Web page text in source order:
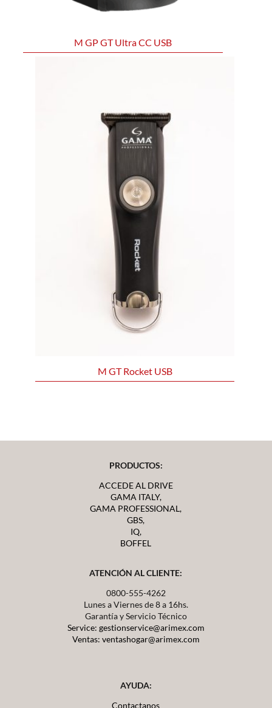
M GP GT Ultra CC USB
M GT Rocket USB
PRODUCTOS:
ACCEDE AL DRIVE
GAMA ITALY,
GAMA PROFESSIONAL,
GBS,
IQ,
BOFFEL
ATENCIÓN AL CLIENTE:
0800-555-4262
Lunes a Viernes de 8 a 16hs.
Garantía y Servicio Técnico
Service: gestionservice@arimex.com
Ventas: ventashogar@arimex.com
AYUDA:
Contactanos